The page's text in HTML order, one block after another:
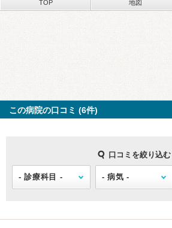
TOP 地図
この病院の口コミ (6件)
口コミを絞り込む